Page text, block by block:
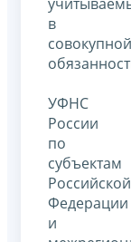
в
совокупной
УФНС
России
по
субъектам
Российской
Федерации
и